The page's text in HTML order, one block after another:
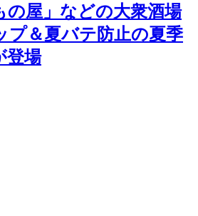
の屋」などの大衆酒場
プ＆夏バテ防止の夏季
登場